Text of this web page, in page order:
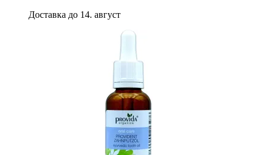
Доставка до 14. август